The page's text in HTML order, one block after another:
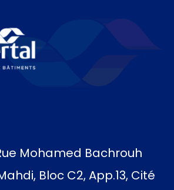
Rue Mohamed Bachrouh
Bloc C2, App.13, Cité